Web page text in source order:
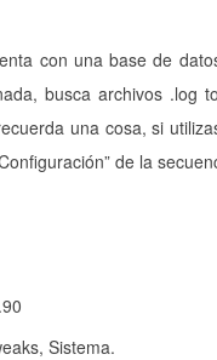
con una base de
busca archivos .log
una cosa, si
de la
Sistema.